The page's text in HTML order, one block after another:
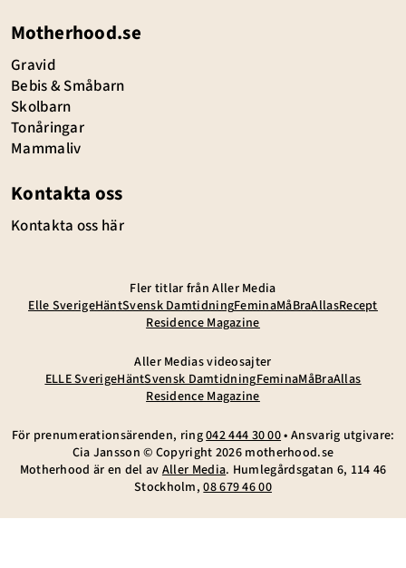
Motherhood.se
Gravid
Bebis & Småbarn
Skolbarn
Tonåringar
Mammaliv
Kontakta oss
Kontakta oss här
Fler titlar från Aller Media
Elle SverigeHäntSvensk DamtidningFeminaMåBraAllasRecept
Residence Magazine
Aller Medias videosajter
ELLE SverigeHäntSvensk DamtidningFeminaMåBraAllas
Residence Magazine
För prenumerationsärenden, ring042 444 30 00• Ansvarig utgivare:
Cia Jansson © Copyright 2026 motherhood.se
Motherhood är en del av Aller Media. Humlegårdsgatan 6, 114 46
Stockholm, 08 679 46 00